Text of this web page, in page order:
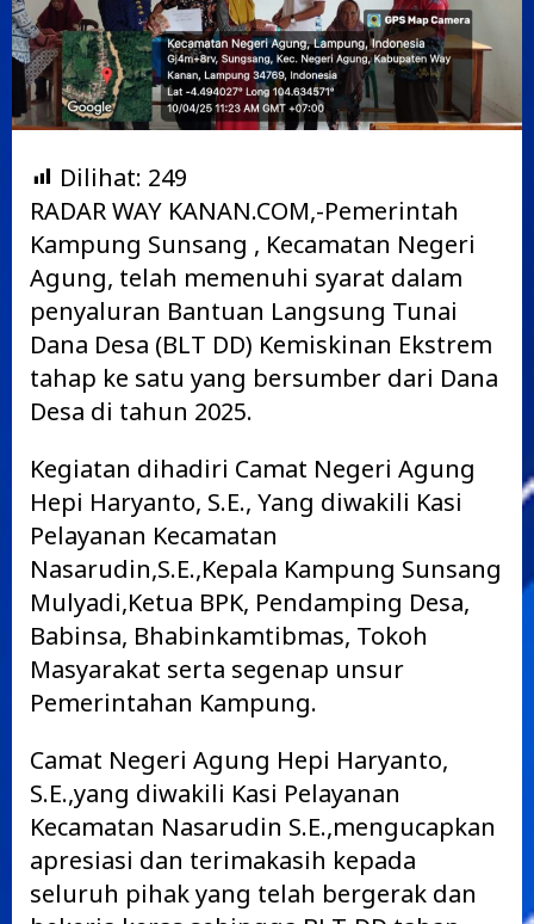
Dilihat: 249
RADAR WAY KANAN.COM,-Pemerintah
Kampung Sunsang , Kecamatan Negeri
Agung, telah memenuhi syarat dalam
penyaluran Bantuan Langsung Tunai
Dana Desa (BLT DD) Kemiskinan Ekstrem
tahap ke satu yang bersumber dari Dana
Desa di tahun 2025.
Kegiatan dihadiri Camat Negeri Agung
Hepi Haryanto, S.E., Yang diwakili Kasi
Pelayanan Kecamatan
Nasarudin,S.E.,Kepala Kampung Sunsang
Mulyadi,Ketua BPK, Pendamping Desa,
Babinsa, Bhabinkamtibmas, Tokoh
Masyarakat serta segenap unsur
Pemerintahan Kampung.
Camat Negeri Agung Hepi Haryanto,
S.E.,yang diwakili Kasi Pelayanan
Kecamatan Nasarudin S.E.,mengucapkan
apresiasi dan terimakasih kepada
seluruh pihak yang telah bergerak dan